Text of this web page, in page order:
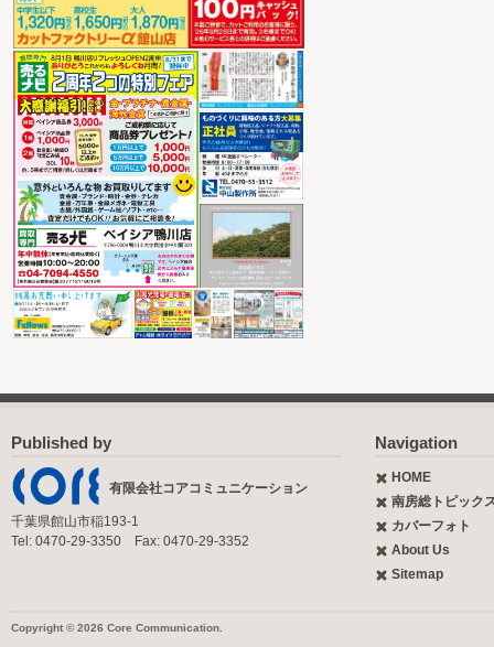
Published by
有限会社コアコミュニケーション
千葉県館山市稲193-1
Tel: 0470-29-3350 Fax: 0470-29-3352
Navigation
HOME
南房総トピック
カバーフォト
About Us
Sitemap
Copyright © 2026 Core Communication.